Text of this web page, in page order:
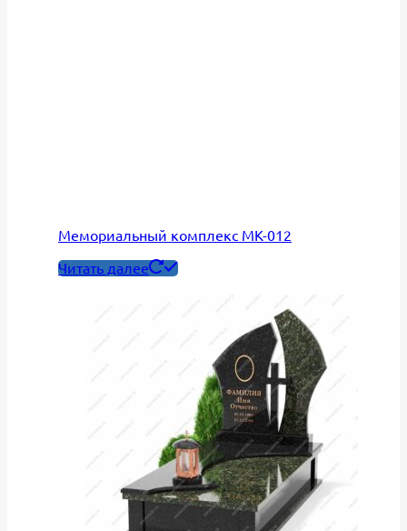
Мемориальный комплекс МК-012
Читать далее